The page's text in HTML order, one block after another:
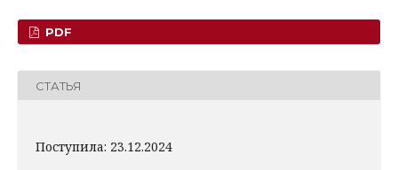
PDF
СТАТЬЯ
Поступила: 23.12.2024